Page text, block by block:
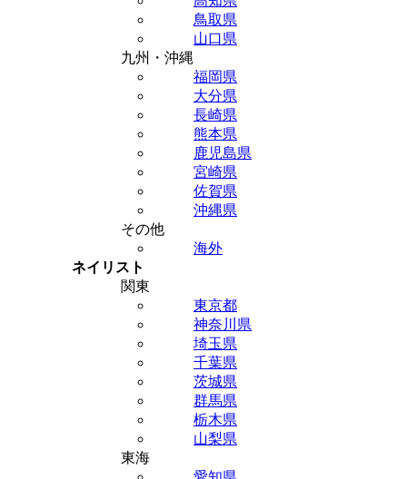
鳥取県
山口県
九州・沖縄
福岡県
大分県
長崎県
熊本県
鹿児島県
宮崎県
佐賀県
沖縄県
その他
海外
ネイリスト
関東
東京都
神奈川県
埼玉県
千葉県
茨城県
群馬県
栃木県
山梨県
東海